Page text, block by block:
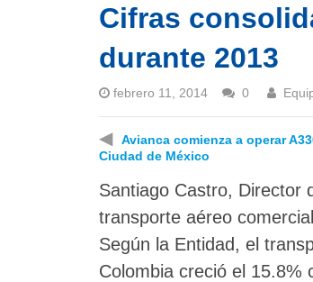
Cifras
durante 2013
febrero 11, 2014 0
◀
Avianca comienza a operar
Ciudad de México
Santiago Castro, Director
transporte aéreo
Según la Entidad, el
Colombia creció el 15.8%